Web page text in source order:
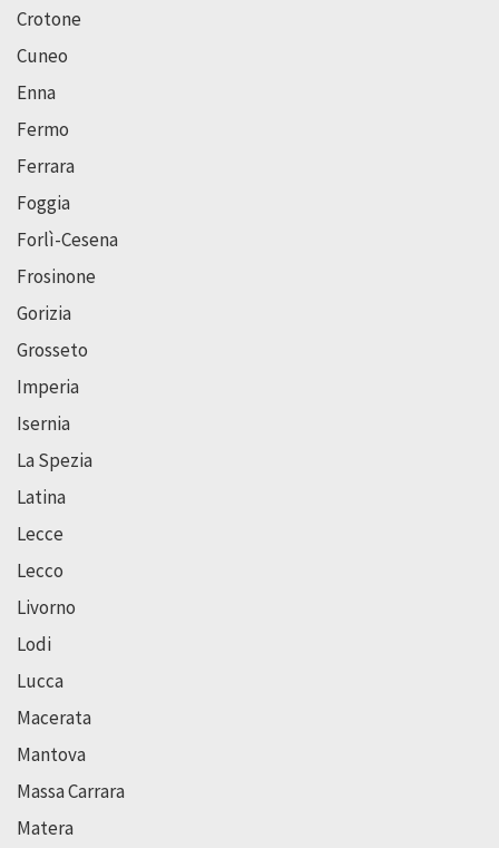
Crotone
Cuneo
Enna
Fermo
Ferrara
Foggia
Forlì-Cesena
Frosinone
Gorizia
Grosseto
Imperia
Isernia
La Spezia
Latina
Lecce
Lecco
Livorno
Lodi
Lucca
Macerata
Mantova
Massa Carrara
Matera